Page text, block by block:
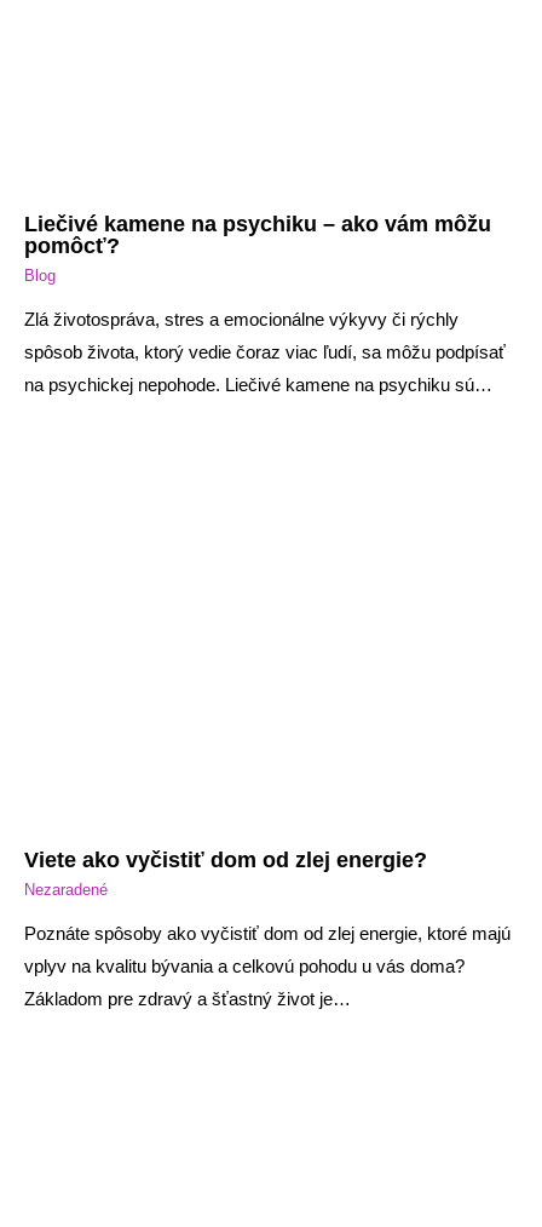
Liečivé kamene na psychiku – ako vám môžu
pomôcť?
Blog
Zlá životospráva, stres a emocionálne výkyvy či rýchly
spôsob života, ktorý vedie čoraz viac ľudí, sa môžu podpísať
na psychickej nepohode. Liečivé kamene na psychiku sú…
Viete ako vyčistiť dom od zlej energie?
Nezaradené
Poznáte spôsoby ako vyčistiť dom od zlej energie, ktoré majú
vplyv na kvalitu bývania a celkovú pohodu u vás doma?
Základom pre zdravý a šťastný život je…